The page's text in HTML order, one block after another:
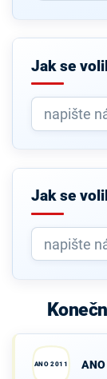
Jak se
Jak se
ANO 2011